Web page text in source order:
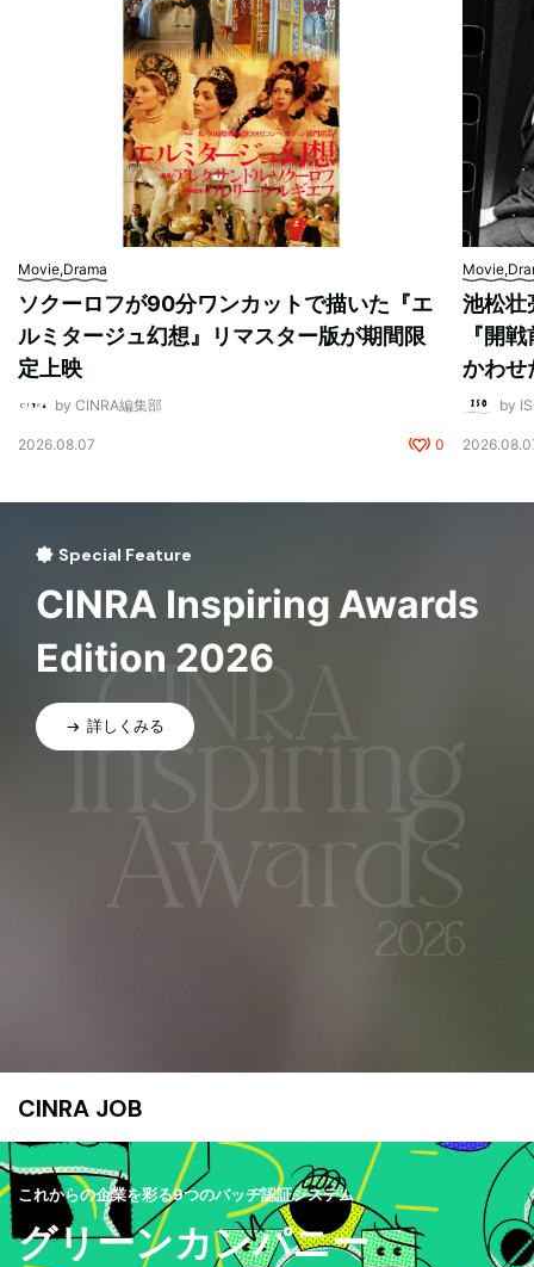
Movie,Drama
ソクーロフが90分ワンカットで描いた『エ
ルミタージュ幻想』リマスター版が期間限
定上映
by CINRA編集部
2026.08.07 0
池松壮
『開
かわせ
by
Special Feature
CINRA Inspiring Awards
Edition 2026
詳しくみる
CINRA JOB
これからの企業を彩る9つのバッヂ認証システム
グリーンカンパニー